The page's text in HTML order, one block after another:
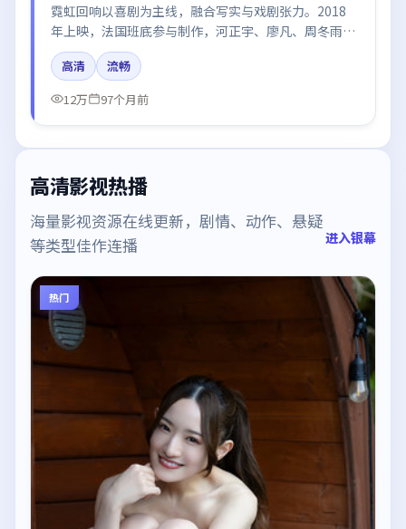
霓虹回响以喜剧为主线，融合写实与戏剧张力。2018
年上映，法国班底参与制作，河正宇、廖凡、周冬雨在
片中呈现细腻表演，影像风格统一，配乐与剪辑强化了
情绪曲线。
高清
流畅
12万
97个月前
高清影视热播
海量影视资源在线更新，剧情、动作、悬疑
等类型佳作连播
进入银幕
热门